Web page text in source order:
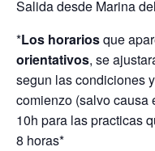
Salida desde Marina
*Los horariosque
orientativos, se
segun las condiciones
comienzo (salvo causa
10h para las practicas
8 horas*